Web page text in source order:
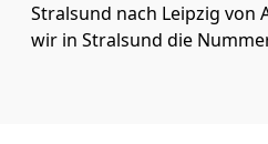
Stralsund nach Leipzig von
wir in Stralsund die